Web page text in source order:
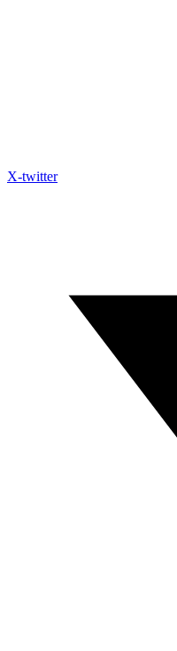
X-twitter